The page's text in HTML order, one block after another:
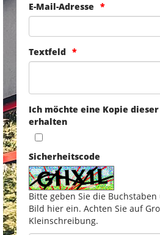
E-Mail-Adresse
Textfeld
Ich möchte eine Kopie
erhalten
Sicherheitscode
Bitte geben Sie die
Bild hier ein. Achten Sie auf
Kleinschreibung.